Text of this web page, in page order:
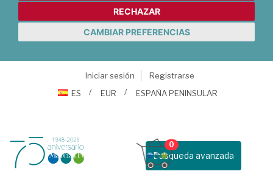
RECHAZAR
CAMBIAR PREFERENCIAS
Iniciar sesión
Registrarse
ES
EUR ESPAÑA PENINSULAR
Busqueda avanzada
0